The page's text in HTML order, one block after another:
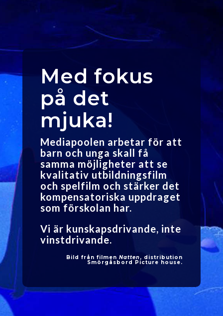
Med fokus
på det
mjuka!
Mediapoolen arbetar för att
barn och unga skall få
samma möjligheter att se
kvalitativ utbildningsfilm
och spelfilm och stärker det
kompensatoriska uppdraget
som förskolan har.
Vi är kunskapsdrivande, inte
vinstdrivande.
Bild från filmenNatten, distribution
Smörgåsbord Picture house.